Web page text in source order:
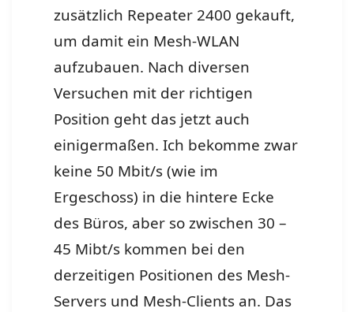
zusätzlich Repeater 2400 gekauft,
um damit ein Mesh-WLAN
aufzubauen. Nach diversen
Versuchen mit der richtigen
Position geht das jetzt auch
einigermaßen. Ich bekomme zwar
keine 50 Mbit/s (wie im
Ergeschoss) in die hintere Ecke
des Büros, aber so zwischen 30 –
45 Mibt/s kommen bei den
derzeitigen Positionen des Mesh-
Servers und Mesh-Clients an. Das